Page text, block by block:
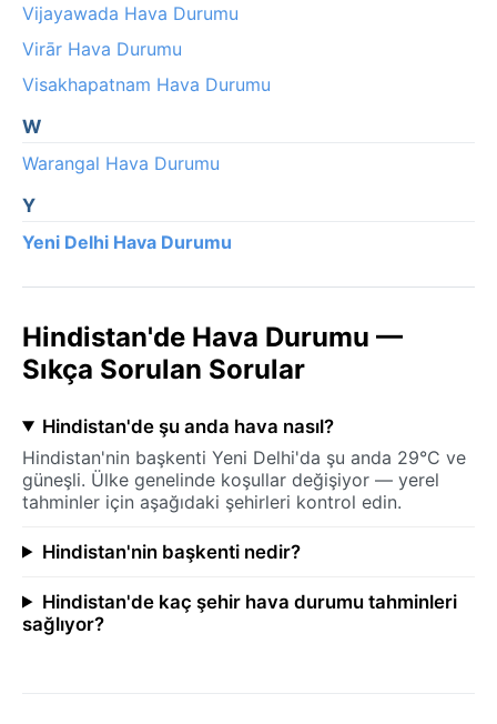
Vijayawada Hava Durumu
Virār Hava Durumu
Visakhapatnam Hava Durumu
W
Warangal Hava Durumu
Y
Yeni Delhi Hava Durumu
Hindistan'de Hava Durumu —
Sıkça Sorulan Sorular
Hindistan'de şu anda hava nasıl?
Hindistan'nin başkenti Yeni Delhi'da şu anda 29°C ve
güneşli. Ülke genelinde koşullar değişiyor — yerel
tahminler için aşağıdaki şehirleri kontrol edin.
Hindistan'nin başkenti nedir?
Hindistan'de kaç şehir hava durumu tahminleri
sağlıyor?